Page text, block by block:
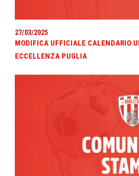
27/03/2025
MODIFICA UFFICIALE CALENDARIO
ECCELLENZA PUGLIA